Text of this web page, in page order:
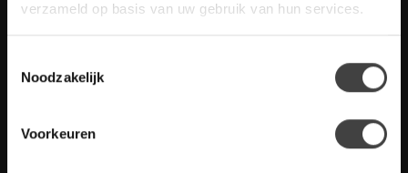
verzameld op basis van uw gebruik van hun services.
Noodzakelijk
Voorkeuren
Heb je vragen over onze artikelen of jouw aankoop? Bekijk dan
de klantenservice pagina. Daar staan antwoorden op veel